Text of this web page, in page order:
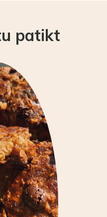
patikt